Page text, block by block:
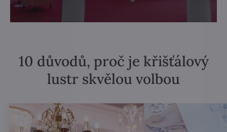
10 důvodů, proč je křišťálový
lustr skvělou volbou